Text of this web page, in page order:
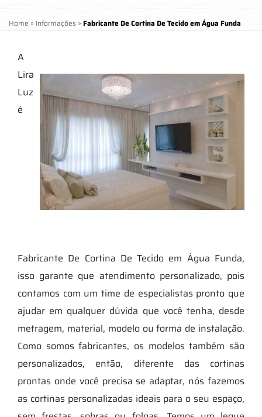
Home » Informações » Fabricante De Cortina De Tecido em Água Funda
A
Lira
Luz
é
Fabricante De Cortina De Tecido em Água Funda,
isso garante que atendimento personalizado, pois
contamos com um time de especialistas pronto que
ajudar em qualquer dúvida que você tenha, desde
metragem, material, modelo ou forma de instalação.
Como somos fabricantes, os modelos também são
personalizados, então, diferente das cortinas
prontas onde você precisa se adaptar, nós fazemos
as cortinas personalizadas ideais para o seu espaço,